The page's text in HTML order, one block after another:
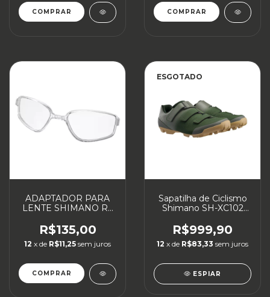
COMPRAR COMPRAR
ADAPTADOR PARA
LENTE SHIMANO RX
R$135,00
12 x de R$11,25 sem juros
COMPRAR
ESGOTADO
Sapatilha de Ciclismo
Shimano SH-XC102
R$999,90
12 x de R$83,33 sem juros
ESPIAR